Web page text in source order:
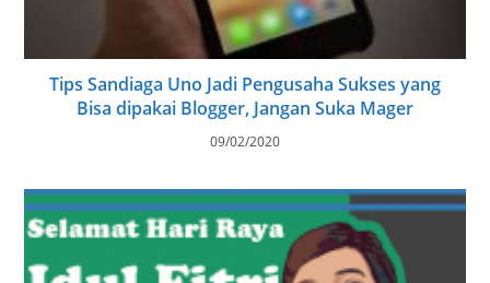
Tips Sandiaga Uno Jadi Pengusaha Sukses yang
Bisa dipakai Blogger, Jangan Suka Mager
09/02/2020